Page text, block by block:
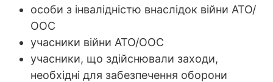
особи з інвалідністю внаслідок війни АТО/
ООС
учасники війни АТО/ООС
учасники, що здійснювали заходи,
необхідні для забезпечення оборони